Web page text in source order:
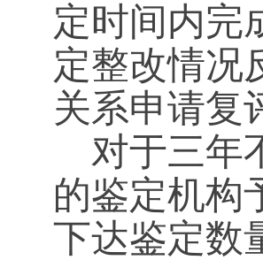
定时间内完
定整改情况
关系申请复
对于三年
的鉴定机构
下达鉴定数